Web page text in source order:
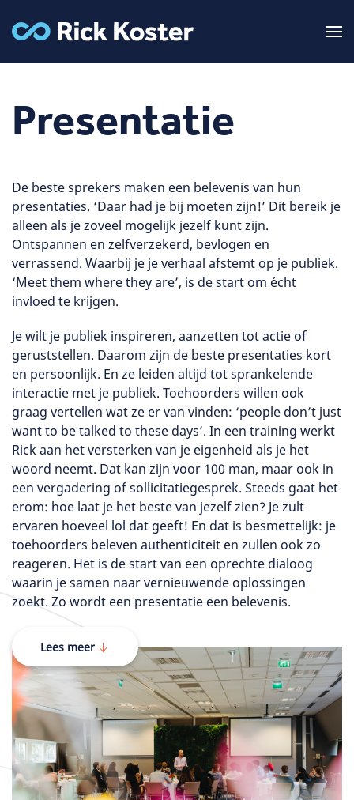
Presentatie
De beste sprekers maken een belevenis van hun
presentaties. ‘Daar had je bij moeten zijn!’ Dit bereik je
alleen als je zoveel mogelijk jezelf kunt zijn.
Ontspannen en zelfverzekerd, bevlogen en
verrassend. Waarbij je je verhaal afstemt op je publiek.
‘Meet them where they are’, is de start om écht
invloed te krijgen.
Je wilt je publiek inspireren, aanzetten tot actie of
geruststellen. Daarom zijn de beste presentaties kort
en persoonlijk. En ze leiden altijd tot sprankelende
interactie met je publiek. Toehoorders willen ook
graag vertellen wat ze er van vinden: ‘people don’t just
want to be talked to these days’. In een training werkt
Rick aan het versterken van je eigenheid als je het
woord neemt. Dat kan zijn voor 100 man, maar ook in
een vergadering of sollicitatiegesprek. Steeds gaat het
erom: hoe laat je het beste van jezelf zien? Je zult
ervaren hoeveel lol dat geeft! En dat is besmettelijk: je
toehoorders beleven authenticiteit en zullen ook zo
reageren. Het is de start van een oprechte dialoog
waarin je samen naar vernieuwende oplossingen
zoekt. Zo wordt een presentatie een belevenis.
Lees meer